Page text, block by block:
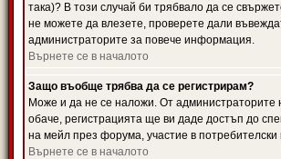
така)? В този случай би трябвало да се
не можете да влезете, проверете дали
администраторите за повече информация.
Върнете се в началото
Защо въобще трябва да се регистрирам?
Може и да не се наложи. От администраторите
обаче, регистрацията ще ви даде достъп до
на мейл през форума, участие в
Върнете се в началото